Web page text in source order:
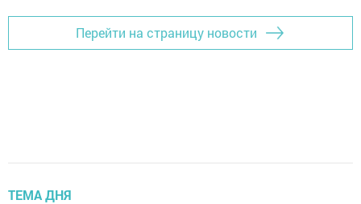
Перейти на страницу новости
ТЕМА ДНЯ